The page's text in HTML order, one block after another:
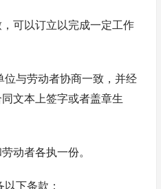
可以订立以完成一定工作
与劳动者协商一致，并经
文本上签字或者盖章生
动者各执一份。
下条款：